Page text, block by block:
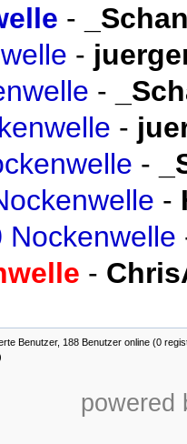
-
-
-
-
-
-
Nockenwelle
-
Benutzer, 188 Benutzer online (0
powered